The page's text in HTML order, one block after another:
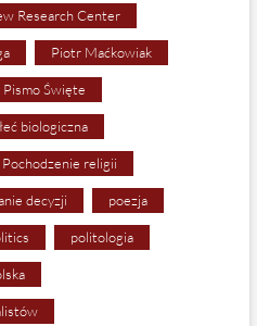
Research Center
Piotr Maćkowiak
Pismo Święte
biologiczna
Pochodzenie religii
decyzji poezja
politologia